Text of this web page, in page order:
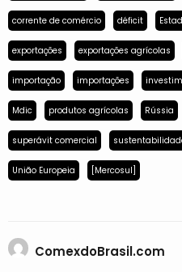
corrente de comércio déficit
exportações exportações agrícolas
importação importações
Mdic produtos agrícolas Rússia
superávit comercial
União Europeia [Mercosul]
ComexdoBrasil.com